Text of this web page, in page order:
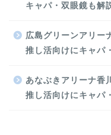
キャパ・双眼鏡も解
広島グリーンアリー
推し活向けにキャパ
あなぶきアリーナ香
推し活向けにキャパ